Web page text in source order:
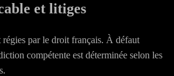
et litiges
par le droit français. À défaut
compétente est déterminée selon les